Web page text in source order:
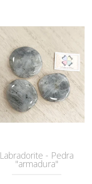
Labradorite - Pedra
"armadura"